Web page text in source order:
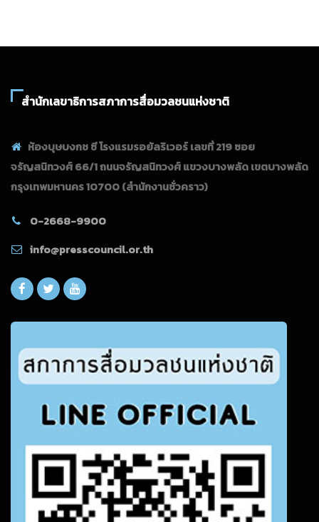
สำนักเลขาธิการสภาการสื่อมวลชนแห่งชาติ
ห้องบุษบงกช ซี โรงแรมรอยัลริเวอร์ เลขที่ 219 ซอย
จรัญสนิทวงศ์ 66/1 ถนนจรัญสนิทวงศ์ แขวงบางพลัด เขตบางพลัด
กรุงเทพมหานคร 10700(สำนักงานชั่วคราว)
0-2668-9900
info@presscouncil.or.th